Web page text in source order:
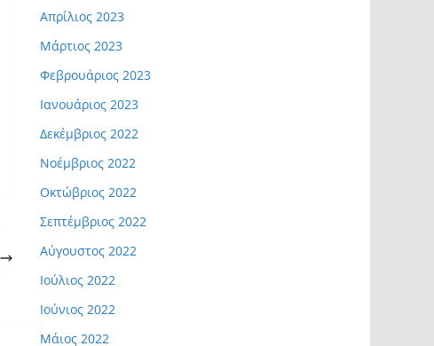
Απρίλιος 2023
Μάρτιος 2023
Φεβρουάριος 2023
Ιανουάριος 2023
Δεκέμβριος 2022
Νοέμβριος 2022
Οκτώβριος 2022
Σεπτέμβριος 2022
Αύγουστος 2022
Ιούλιος 2022
Ιούνιος 2022
Μάιος 2022